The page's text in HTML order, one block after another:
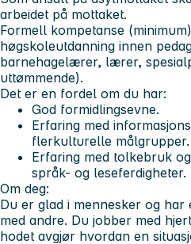
arbeidet på mottaket.
Formell kompetanse
høgskoleutdanning innen
barnehagelærer, lærer,
uttømmende).
Det er en fordel om du har:
God formidlingsevne.
Erfaring med
flerkulturelle målgrupper.
Erfaring med tolkebruk
språk- og leseferdigheter.
Om deg:
Du er glad i mennesker og
med andre. Du jobber med
hodet avgjør hvordan en